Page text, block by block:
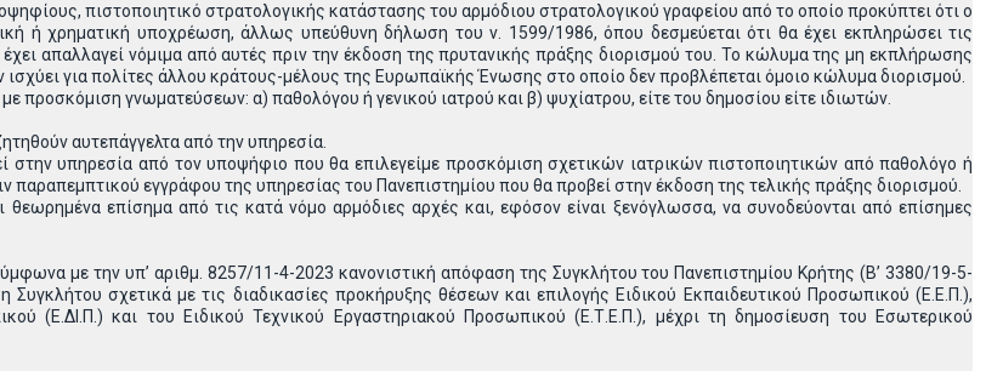
πιστοποιητικό στρατολογικής κατάστασης του αρμόδιου στρατολογικού γραφείου από το οποίο προκύπτει ότι ο
ή χρηματική υποχρέωση, άλλως υπεύθυνη δήλωση του ν. 1599/1986, όπου δεσμεύεται ότι θα έχει εκπληρώσει τις
απαλλαγεί νόμιμα από αυτές πριν την έκδοση της πρυτανικής πράξης διορισμού του. Το κώλυμα της μη εκπλήρωσης
για πολίτες άλλου κράτους-μέλους της Ευρωπαϊκής Ένωσης στο οποίο δεν προβλέπεται όμοιο κώλυμα διορισμού.
με προσκόμιση γνωματεύσεων: α) παθολόγου ή γενικού ιατρού και β) ψυχίατρου, είτε του δημοσίου είτε ιδιωτών.
αυτεπάγγελτα από την υπηρεσία.
στην υπηρεσία από τον υποψήφιο που θα επιλεγείμε προσκόμιση σχετικών ιατρικών πιστοποιητικών από παθολόγο ή
παραπεμπτικού εγγράφου της υπηρεσίας του Πανεπιστημίου που θα προβεί στην έκδοση της τελικής πράξης διορισμού.
θεωρημένα επίσημα από τις κατά νόμο αρμόδιες αρχές και, εφόσον είναι ξενόγλωσσα, να συνοδεύονται από επίσημες
με την υπ’ αριθμ. 8257/11-4-2023 κανονιστική απόφαση της Συγκλήτου του Πανεπιστημίου Κρήτης (Β’ 3380/19-5-
σχετικά με τις διαδικασίες προκήρυξης θέσεων και επιλογής Ειδικού Εκπαιδευτικού Προσωπικού (Ε.Ε.Π.),
(Ε.ΔΙ.Π.) και του Ειδικού Τεχνικού Εργαστηριακού Προσωπικού (Ε.Τ.Ε.Π.), μέχρι τη δημοσίευση του Εσωτερικού